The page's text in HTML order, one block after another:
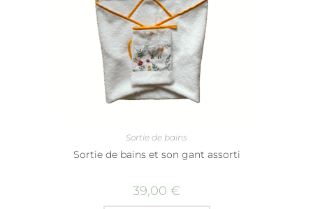
Sortie de bains
Sortie de bains et son gant assorti
39,00 €